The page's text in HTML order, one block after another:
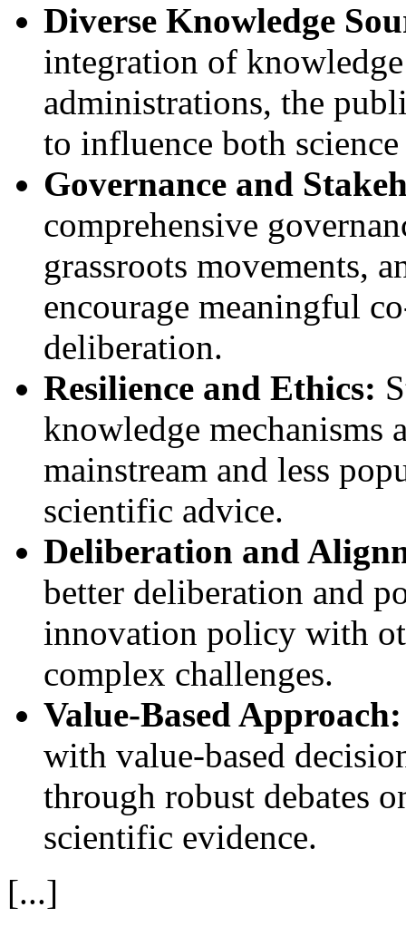
Diverse Knowledge
integration of
administrations, the
to influence both
Governance and
comprehensive
grassroots movements,
encourage meaningful
deliberation.
Resilience and Ethics:
knowledge mechanisms
mainstream and less
scientific advice.
Deliberation and
better deliberation and
innovation policy with
complex challenges.
Value-Based Approach:
with value-based
through robust debates
scientific evidence.
[...]